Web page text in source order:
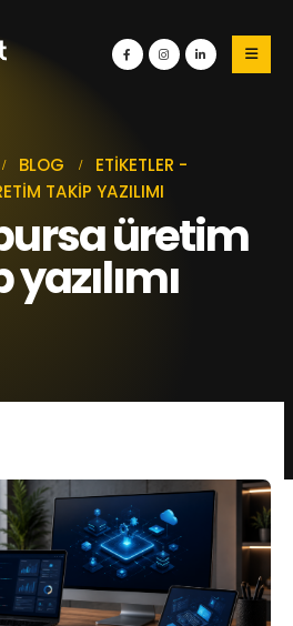
BLOG
ETIKETLER -
TAKIP YAZILIMI
üretim